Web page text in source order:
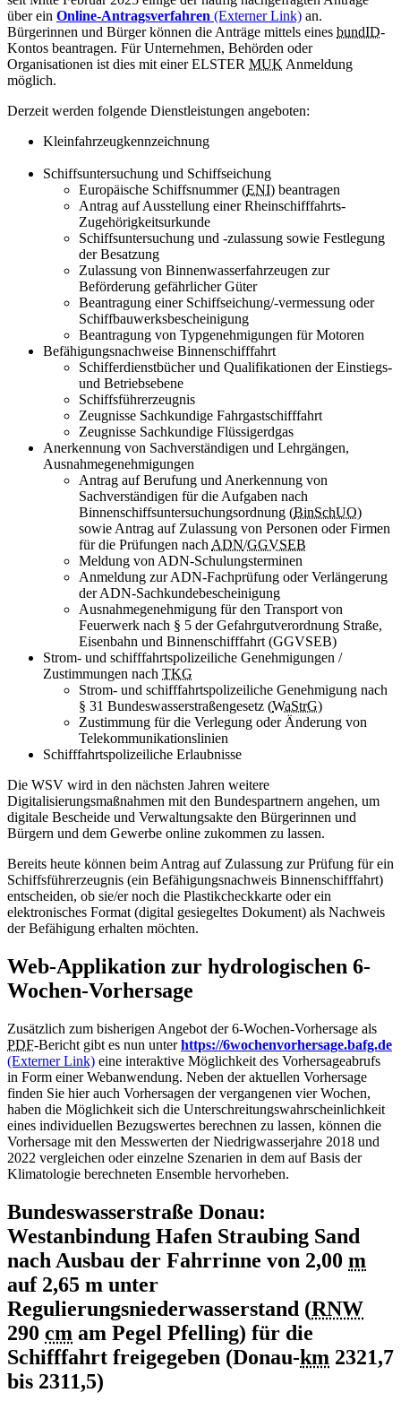
über ein Online-Antragsverfahren (Externer Link) an.
Bürgerinnen und Bürger können die Anträge mittels eines bundID-
Kontos beantragen. Für Unternehmen, Behörden oder
Organisationen ist dies mit einer ELSTER MUK Anmeldung
möglich.
Derzeit werden folgende Dienstleistungen angeboten:
Kleinfahrzeugkennzeichnung
Schiffsuntersuchung und Schiffseichung
Europäische Schiffsnummer (ENI) beantragen
Antrag auf Ausstellung einer Rheinschifffahrts-
Zugehörigkeitsurkunde
Schiffsuntersuchung und -zulassung sowie Festlegung
der Besatzung
Zulassung von Binnenwasserfahrzeugen zur
Beförderung gefährlicher Güter
Beantragung einer Schiffseichung/-vermessung oder
Schiffbauwerksbescheinigung
Beantragung von Typgenehmigungen für Motoren
Befähigungsnachweise Binnenschifffahrt
Schifferdienstbücher und Qualifikationen der Einstiegs-
und Betriebsebene
Schiffsführerzeugnis
Zeugnisse Sachkundige Fahrgastschifffahrt
Zeugnisse Sachkundige Flüssigerdgas
Anerkennung von Sachverständigen und Lehrgängen,
Ausnahmegenehmigungen
Antrag auf Berufung und Anerkennung von
Sachverständigen für die Aufgaben nach
Binnenschiffsuntersuchungsordnung (BinSchUO)
sowie Antrag auf Zulassung von Personen oder Firmen
für die Prüfungen nach ADN/GGVSEB
Meldung von ADN-Schulungsterminen
Anmeldung zur ADN-Fachprüfung oder Verlängerung
der ADN-Sachkundebescheinigung
Ausnahmegenehmigung für den Transport von
Feuerwerk nach § 5 der Gefahrgutverordnung Straße,
Eisenbahn und Binnenschifffahrt (GGVSEB)
Strom- und schifffahrtspolizeiliche Genehmigungen /
Zustimmungen nach TKG
Strom- und schifffahrtspolizeiliche Genehmigung nach
§ 31 Bundeswasserstraßengesetz (WaStrG)
Zustimmung für die Verlegung oder Änderung von
Telekommunikationslinien
Schifffahrtspolizeiliche Erlaubnisse
Die WSV wird in den nächsten Jahren weitere
Digitalisierungsmaßnahmen mit den Bundespartnern angehen, um
digitale Bescheide und Verwaltungsakte den Bürgerinnen und
Bürgern und dem Gewerbe online zukommen zu lassen.
Bereits heute können beim Antrag auf Zulassung zur Prüfung für ein
Schiffsführerzeugnis (ein Befähigungsnachweis Binnenschifffahrt)
entscheiden, ob sie/er noch die Plastikcheckkarte oder ein
elektronisches Format (digital gesiegeltes Dokument) als Nachweis
der Befähigung erhalten möchten.
Web-Applikation zur hydrologischen 6-
Wochen-Vorhersage
Zusätzlich zum bisherigen Angebot der 6-Wochen-Vorhersage als
PDF-Bericht gibt es nun unterhttps://6wochenvorhersage.bafg.de
(Externer Link) eine interaktive Möglichkeit des Vorhersageabrufs
in Form einer Webanwendung. Neben der aktuellen Vorhersage
finden Sie hier auch Vorhersagen der vergangenen vier Wochen,
haben die Möglichkeit sich die Unterschreitungswahrscheinlichkeit
eines individuellen Bezugswertes berechnen zu lassen, können die
Vorhersage mit den Messwerten der Niedrigwasserjahre 2018 und
2022 vergleichen oder einzelne Szenarien in dem auf Basis der
Klimatologie berechneten Ensemble hervorheben.
Bundeswasserstraße Donau:
Westanbindung Hafen Straubing Sand
nach Ausbau der Fahrrinne von 2,00 m
auf 2,65 m unter
Regulierungsniederwasserstand (RNW
290 cm am Pegel Pfelling) für die
Schifffahrt freigegeben (Donau-km 2321,7
bis 2311,5)